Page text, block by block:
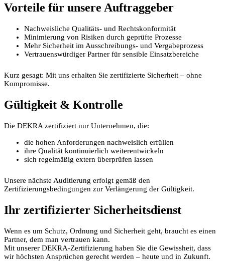
Vorteile für unsere Auftraggeber
Nachweisliche Qualitäts- und Rechtskonformität
Minimierung von Risiken durch geprüfte Prozesse
Mehr Sicherheit im Ausschreibungs- und Vergabeprozess
Vertrauenswürdiger Partner für sensible Einsatzbereiche
Kurz gesagt: Mit uns erhalten Sie zertifizierte Sicherheit – ohne
Kompromisse.
Gültigkeit & Kontrolle
Die DEKRA zertifiziert nur Unternehmen, die:
die hohen Anforderungen nachweislich erfüllen
ihre Qualität kontinuierlich weiterentwickeln
sich regelmäßig extern überprüfen lassen
Unsere nächste Auditierung erfolgt gemäß den
Zertifizierungsbedingungen zur Verlängerung der Gültigkeit.
Ihr zertifizierter Sicherheitsdienst
Wenn es um Schutz, Ordnung und Sicherheit geht, braucht es einen
Partner, dem man vertrauen kann.
Mit unserer DEKRA-Zertifizierung haben Sie die Gewissheit, dass
wir höchsten Ansprüchen gerecht werden – heute und in Zukunft.